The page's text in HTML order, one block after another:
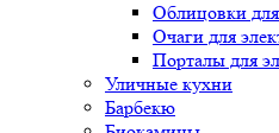
Облицовки
Очаги для
Порталы для
Уличные кухни
Барбекю